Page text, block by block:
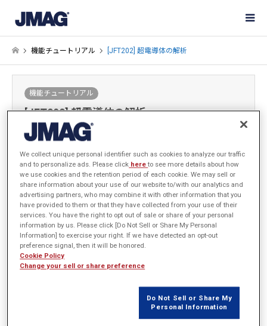
機能チュートリアル [JFT202] 超電導体の解析
機能チュートリアル
[JFT202] 超電導体の解析
2025-04-28 / 最終更新日：2025-09-10
サインイン するとデータがダウンロードできます
手順・サンプルデータ
はじめに
本資料では、JMAGで超電導体の解析を実行する手順を学習します。
We collect unique personal identifier such as cookies to analyze our traffic
and to personalize ads. Please click hereto see more details about how
we use cookies and the retention period of each cookie. We may sell or
share information about your use of our website to/with our analytics and
advertising partners, who may combine it with other information that you
have provided to them or that they have collected from your use of their
services. You have the right to opt out of sale or share of your personal
information by us. Please click [Do Not Sell or Share My Personal
Information] to exercise your right. If we have detected an opt-out
preference signal, then it will be honored.
Cookie Policy
Change your sell or share preference
Do Not Sell or Share My
Personal Information